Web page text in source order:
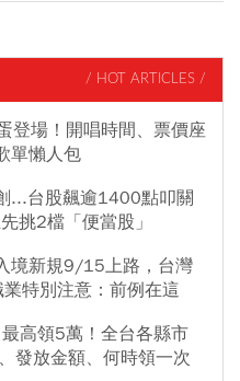
/ HOT ARTICLES /
登場！開唱時間、票價座
單懶人包
...台股飆逾1400點叩關
挑2檔「便當股」
境新規9/15上路，台灣
特別注意：前例在這
高領5萬！全台各縣市
發放金額、何時領一次